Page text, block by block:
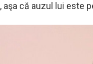
aşa că auzul lui este